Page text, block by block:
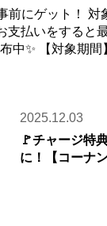
対象期間中PayPayで
支払いをすると
年12月8日
2025.12.03
🚩チャージ特
に！【コーナ